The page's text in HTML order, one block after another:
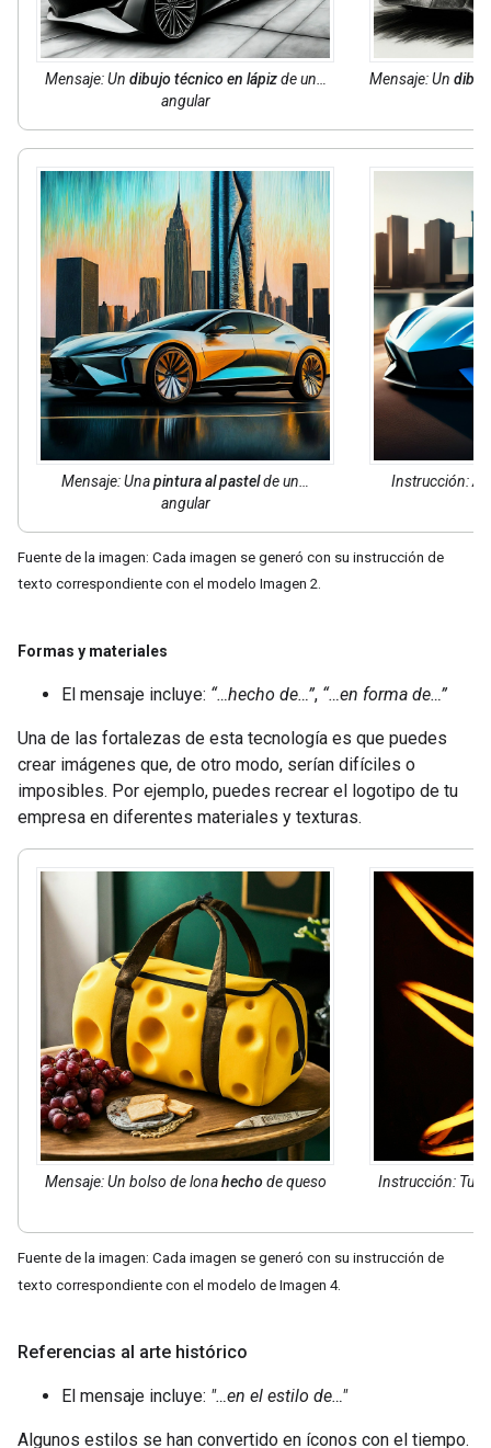
Mensaje: Un dibujo técnico en lápizde un…
angular
Mensaje: Un
Mensaje: Unapintura al pastelde un…
angular
Instrucción:
Fuente de la imagen: Cada imagen se generó con su instrucción de
texto correspondiente con el modelo Imagen 2.
Formas y materiales
El mensaje incluye: “…hecho de…”, “…en forma de…”
Una de las fortalezas de esta tecnología es que puedes
crear imágenes que, de otro modo, serían difíciles o
imposibles. Por ejemplo, puedes recrear el logotipo de tu
empresa en diferentes materiales y texturas.
Mensaje: Un bolso de lonahechode queso Instrucción:
Fuente de la imagen: Cada imagen se generó con su instrucción de
texto correspondiente con el modelo de Imagen 4.
Referencias al arte histórico
El mensaje incluye: "…en el estilo de…"
Algunos estilos se han convertido en íconos con el tiempo.